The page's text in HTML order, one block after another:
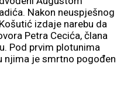
Nakon neuspješnog
izdaje narebu da
Petra Cecića, člana
Pod prvim plotunima
njima je smrtno pogođen